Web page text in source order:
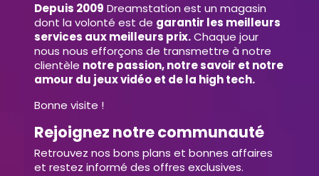
Depuis 2009 Dreamstation est un magasin
dont la volonté est de garantir les meilleurs
services aux meilleurs prix.Chaque jour
nous nous efforçons de transmettre à notre
clientèle notre passion, notre savoir et notre
amour du jeux vidéo et de la high tech.
Bonne visite !
Rejoignez notre communauté
Retrouvez nos bons plans et bonnes affaires
et restez informé des offres exclusives.